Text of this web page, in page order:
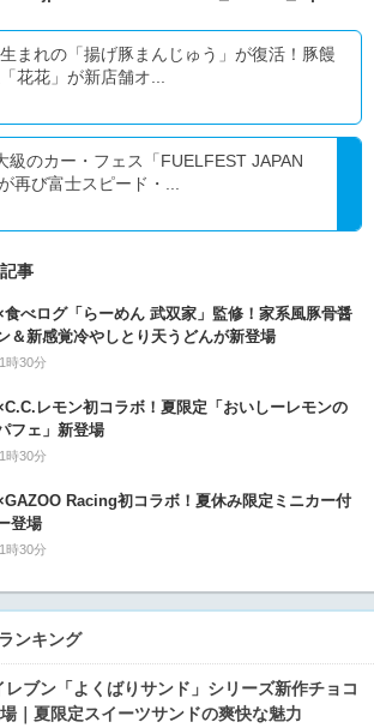
まれの「揚げ豚まんじゅう」が復活！豚饅
花花」が新店舗オ...
級のカー・フェス「FUELFEST JAPAN
再び富士スピード・...
事
食べログ「らーめん 武双家」監修！家系風豚骨醤
＆新感覚冷やしとり天うどんが新登場
時30分
レモン初コラボ！夏限定「おいしーレモンの
フェ」新登場
時30分
Racing初コラボ！夏休み限定ミニカー付
登場
時30分
ンキング
レブン「よくばりサンド」シリーズ新作チョコ
｜夏限定スイーツサンドの爽快な魅力